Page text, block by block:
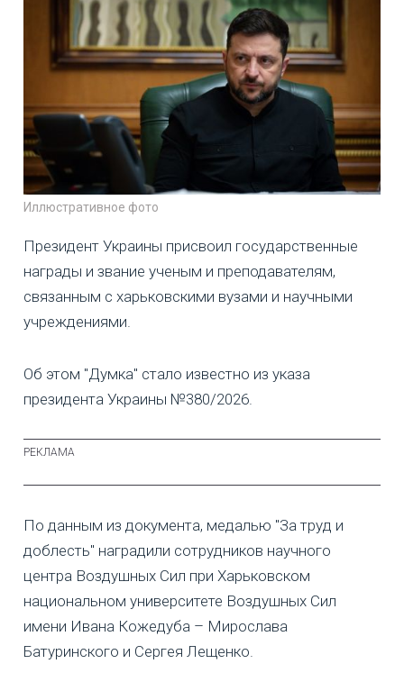
Иллюстративное фото
Президент Украины присвоил государственные
награды и звание ученым и преподавателям,
связанным с харьковскими вузами и научными
учреждениями.
Об этом "Думка" стало известно из указа
президента Украины №380/2026.
По данным из документа, медалью "За труд и
доблесть" наградили сотрудников научного
центра Воздушных Сил при Харьковском
национальном университете Воздушных Сил
имени Ивана Кожедуба – Мирослава
Батуринского и Сергея Лещенко.